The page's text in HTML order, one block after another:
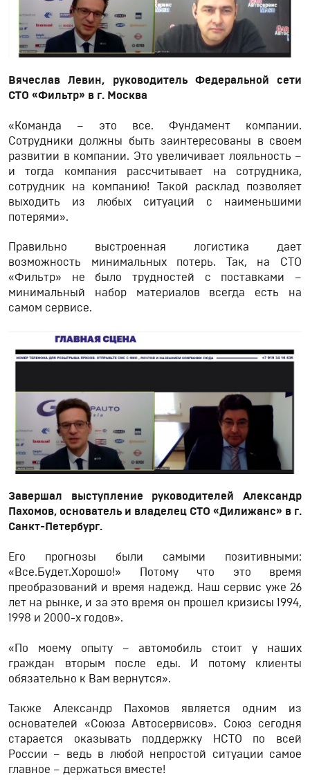
Вячеслав Левин, руководитель Федеральной сети
СТО «Фильтр» в г. Москва
«Команда – это все. Фундамент компании.
Сотрудники должны быть заинтересованы в своем
развитии в компании. Это увеличивает лояльность –
и тогда компания рассчитывает на сотрудника,
сотрудник на компанию! Такой расклад позволяет
выходить из любых ситуаций с наименьшими
потерями».
Правильно выстроенная логистика дает
возможность минимальных потерь. Так, на СТО
«Фильтр» не было трудностей с поставками –
минимальный набор материалов всегда есть на
самом сервисе.
Завершал выступление руководителей Александр
Пахомов, основатель и владелец СТО «Дилижанс» в г.
Санкт-Петербург.
Его прогнозы были самыми позитивными:
«Все.Будет.Хорошо!» Потому что это время
преобразований и время надежд. Наш сервис уже 26
лет на рынке, и за это время он прошел кризисы 1994,
1998 и 2000-х годов».
«По моему опыту – автомобиль стоит у наших
граждан вторым после еды. И потому клиенты
обязательно к Вам вернутся».
Также Александр Пахомов является одним из
основателей «Союза Автосервисов». Союз сегодня
старается оказывать поддержку НСТО по всей
России – ведь в любой непростой ситуации самое
главное – держаться вместе!